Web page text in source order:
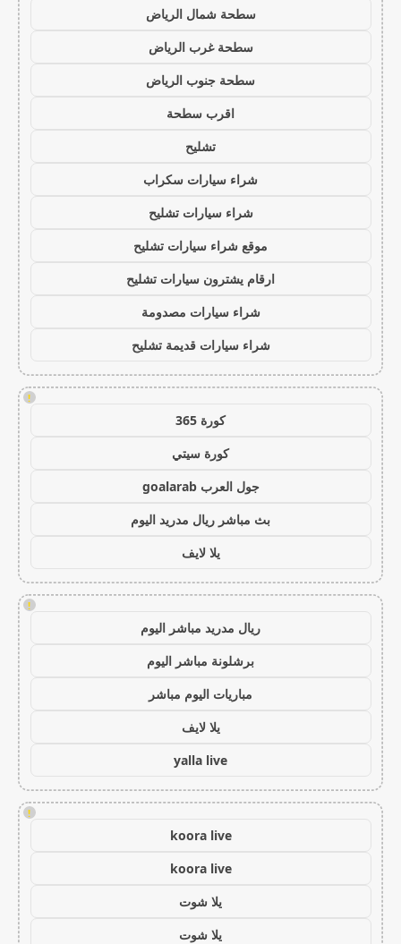
سطحة شمال الرياض
سطحة غرب الرياض
سطحة جنوب الرياض
اقرب سطحة
تشليح
شراء سيارات سكراب
شراء سيارات تشليح
موقع شراء سيارات تشليح
ارقام يشترون سيارات تشليح
شراء سيارات مصدومة
شراء سيارات قديمة تشليح
!
كورة 365
كورة سيتي
جول العرب goalarab
بث مباشر ريال مدريد اليوم
يلا لايف
!
ريال مدريد مباشر اليوم
برشلونة مباشر اليوم
مباريات اليوم مباشر
يلا لايف
yalla live
!
koora live
koora live
يلا شوت
يلا شوت